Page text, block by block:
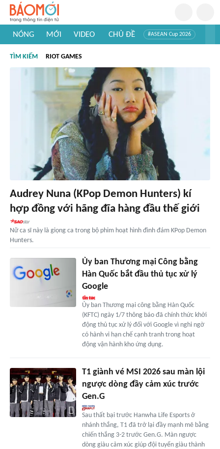
NÓNG MỚI VIDEO CHỦ ĐỀ #ASEAN Cup 2026
#Khám phá thế giới
TÌM KIẾM RIOT GAMES
Audrey Nuna (KPop Demon Hunters) kí
hợp đồng với hãng đĩa hàng đầu thế giới
Nữ ca sĩ này là giọng ca trong bộ phim hoạt hình đình đám KPop Demon
Hunters.
Ủy ban Thương mại Công bằng
Hàn Quốc bắt đầu thủ tục xử lý
Google
Ủy ban Thương mại công bằng Hàn Quốc
(KFTC) ngày 1/7 thông báo đã chính thức khởi
động thủ tục xử lý đối với Google vì nghi ngờ
có hành vi hạn chế cạnh tranh trong hoạt
động vận hành kho ứng dụng.
T1 giành vé MSI 2026 sau màn lội
ngược dòng đầy cảm xúc trước
Gen.G
Sau thất bại trước Hanwha Life Esports ở
nhánh thắng, T1 đã trở lại đầy mạnh mẽ bằng
chiến thắng 3-2 trước Gen.G. Màn ngược
dòng giàu cảm xúc giúp đội tuyển giàu thành